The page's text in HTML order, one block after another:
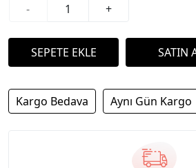
-
+
Kargo Bedava Aynı Gün Kargo